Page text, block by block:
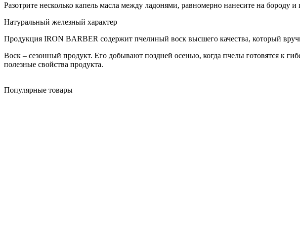
Разотрите несколько капель масла между ладонями, равномерно нанесите на
Натуральный железный характер
Продукция IRON BARBER содержит пчелиный воск высшего качества, который
Воск – сезонный продукт. Его добывают поздней осенью, когда пчелы готовятся к
полезные свойства продукта.
Популярные товары